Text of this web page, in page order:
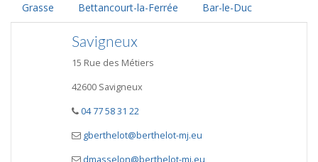
Grasse Bettancourt-la-Ferrée Bar-le-Duc
Savigneux
15 Rue des Métiers
42600 Savigneux
04 77 58 31 22
gberthelot@berthelot-mj.eu